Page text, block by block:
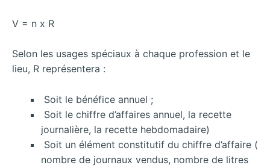
V = n x R
Selon les usages spéciaux à chaque profession et le
lieu, R représentera :
Soit le bénéfice annuel ;
Soit le chiffre d’affaires annuel, la recette
journalière, la recette hebdomadaire)
Soit un élément constitutif du chiffre d’affaire (
nombre de journaux vendus, nombre de litres